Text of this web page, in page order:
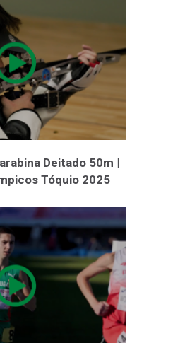
Deitado 50m |
Tóquio 2025